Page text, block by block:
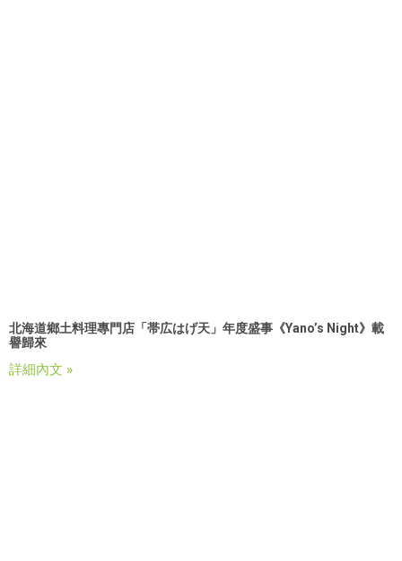
北海道鄉土料理專門店「帯広はげ天」年度盛事《Yano’s Night》載
譽歸來
詳細內文 »